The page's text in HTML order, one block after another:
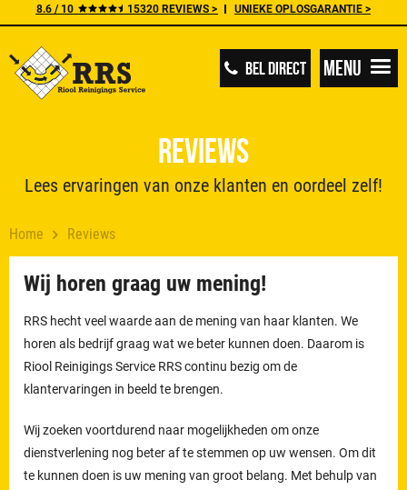
8.6 / 10 15320 REVIEWS > UNIEKE OPLOSGARANTIE >
BEL DIRECT Menu
Home Reviews
Reviews
Lees ervaringen van onze klanten en oordeel zelf!
Wij horen graag uw mening!
RRS hecht veel waarde aan de mening van haar klanten. We
horen als bedrijf graag wat we beter kunnen doen. Daarom is
Riool Reinigings Service RRS continu bezig om de
klantervaringen in beeld te brengen.
Wij zoeken voortdurend naar mogelijkheden om onze
dienstverlening nog beter af te stemmen op uw wensen. Om dit
te kunnen doen is uw mening van groot belang. Met behulp van